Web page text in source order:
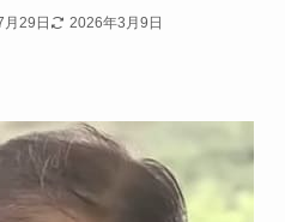
29日 2026年3月9日